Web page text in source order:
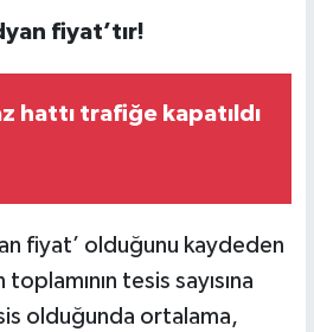
fiyat’tır!
hattı trafiğe kapatıldı
fiyat’ olduğunu kaydeden
tesis sayısına
olduğunda ortalama,